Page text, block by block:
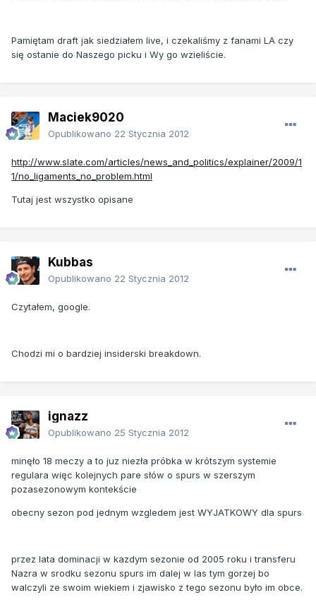
Pamiętam draft jak siedziałem live, i czekaliśmy z fanami LA czy
się ostanie do Naszego picku i Wy go wzieliście.
Maciek9020
Opublikowano 22 Stycznia 2012
http://www.slate.com/articles/news_and_politics/explainer/2009/1
1/no_ligaments_no_problem.html
Tutaj jest wszystko opisane
Kubbas
Opublikowano 22 Stycznia 2012
Czytałem, google.
Chodzi mi o bardziej insiderski breakdown.
ignazz
Opublikowano 25 Stycznia 2012
minęło 18 meczy a to juz niezła próbka w krótszym systemie
regulara więc kolejnych pare słów o spurs w szerszym
pozasezonowym kontekście
obecny sezon pod jednym wzgledem jest WYJATKOWY dla spurs
przez lata dominacji w kazdym sezonie od 2005 roku i transferu
Nazra w srodku sezonu spurs im dalej w las tym gorzej bo
walczyli ze swoim wiekiem i zjawisko z tego sezonu było im obce.